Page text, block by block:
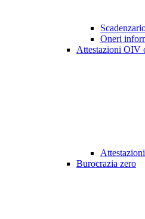
Oneri
Attestazioni OIV
Burocrazia zero